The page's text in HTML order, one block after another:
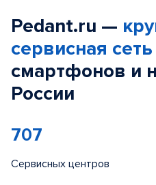
Pedant.ru —
сервисная сеть
смартфонов и
России
707
Сервисных центров